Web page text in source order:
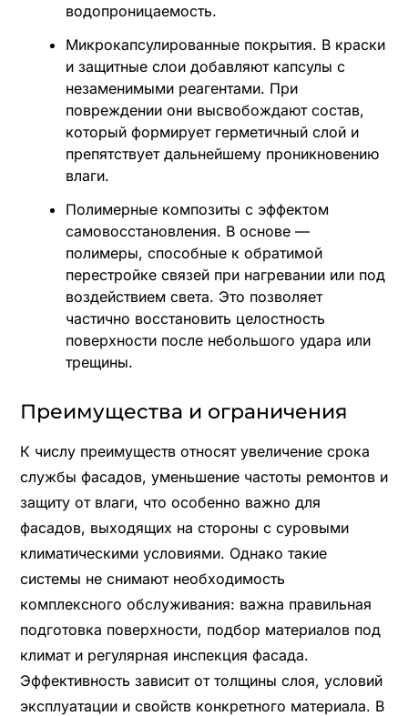
водопроницаемость.
Микрокапсулированные покрытия. В краски
и защитные слои добавляют капсулы с
незаменимыми реагентами. При
повреждении они высвобождают состав,
который формирует герметичный слой и
препятствует дальнейшему проникновению
влаги.
Полимерные композиты с эффектом
самовосстановления. В основе —
полимеры, способные к обратимой
перестройке связей при нагревании или под
воздействием света. Это позволяет
частично восстановить целостность
поверхности после небольшого удара или
трещины.
Преимущества и ограничения
К числу преимуществ относят увеличение срока
службы фасадов, уменьшение частоты ремонтов и
защиту от влаги, что особенно важно для
фасадов, выходящих на стороны с суровыми
климатическими условиями. Однако такие
системы не снимают необходимость
комплексного обслуживания: важна правильная
подготовка поверхности, подбор материалов под
климат и регулярная инспекция фасада.
Эффективность зависит от толщины слоя, условий
эксплуатации и свойств конкретного материала. В